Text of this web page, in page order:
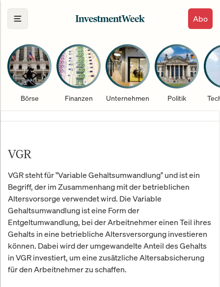
Abo
Börse Finanzen Unternehmen Politik
VGR
VGR steht für "Variable Gehaltsumwandlung" und ist ein
Begriff, der im Zusammenhang mit der betrieblichen
Altersvorsorge verwendet wird. Die Variable
Gehaltsumwandlung ist eine Form der
Entgeltumwandlung, bei der Arbeitnehmer einen Teil ihres
Gehalts in eine betriebliche Altersversorgung investieren
können. Dabei wird der umgewandelte Anteil des Gehalts
in VGR investiert, um eine zusätzliche Altersabsicherung
für den Arbeitnehmer zu schaffen.